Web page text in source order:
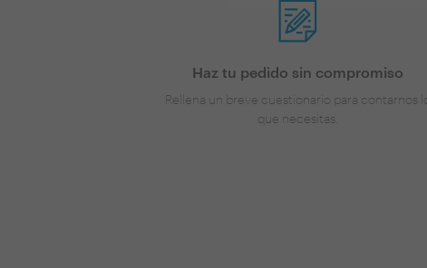
Haz tu pedido sin compromiso
Rellena un breve cuestionario para contarnos
que necesitas.